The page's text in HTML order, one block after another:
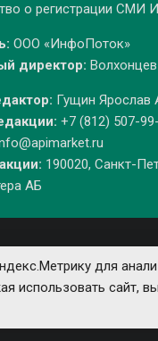
о регистрации
ООО «ИнфоПоток»
директор:
Гущин Ярослав
+7 (812) 507-
190020, Санкт-
АБ
для
использовать сайт,